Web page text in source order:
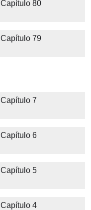
Capítulo 80
Capítulo 79
Capítulo 7
Capítulo 6
Capítulo 5
Capítulo 4